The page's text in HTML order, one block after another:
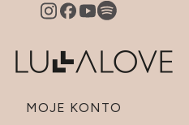
Linki w stopce
MOJE KONTO